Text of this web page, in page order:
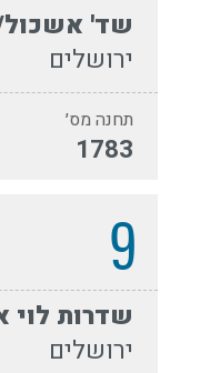
שד'
ירושלים
תחנה מס׳
1783
9
שדרות לוי
ירושלים